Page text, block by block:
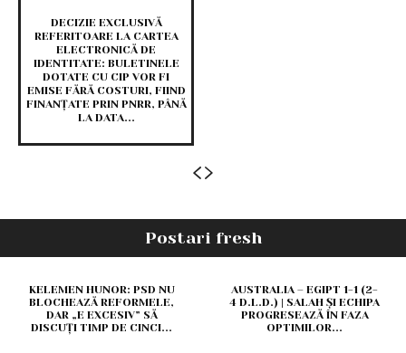
DECIZIE EXCLUSIVĂ
REFERITOARE LA CARTEA
ELECTRONICĂ DE
IDENTITATE: BULETINELE
DOTATE CU CIP VOR FI
EMISE FĂRĂ COSTURI, FIIND
FINANȚATE PRIN PNRR, PÂNĂ
LA DATA...
Postari fresh
KELEMEN HUNOR: PSD NU
BLOCHEAZĂ REFORMELE,
DAR „E EXCESIV” SĂ
DISCUȚI TIMP DE CINCI...
AUSTRALIA – EGIPT 1-1 (2-
4 D.L.D.) | SALAH ȘI ECHIPA
PROGRESEAZĂ ÎN FAZA
OPTIMILOR...